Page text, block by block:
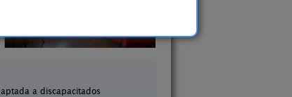
a discapacitados